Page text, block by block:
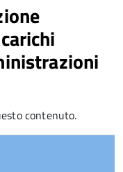
contenuto.